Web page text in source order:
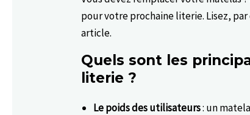
pour votre prochaine literie. Lisez,
article.
Quels sont les
literie ?
Le poids des utilisateurs: un